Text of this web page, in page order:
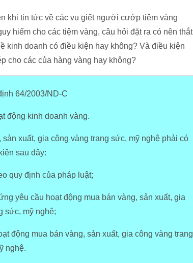
khi tin tức về các vụ giết người cướp tiệm vàng
hiểm cho các tiệm vàng, câu hỏi đặt ra có nên thắt
kinh doanh có điều kiện hay không? Và điều kiện
cho các của hàng vàng hay không?
64/2003/ND-C
động kinh doanh vàng.
xuất, gia công vàng trang sức, mỹ nghệ phải có
sau đây:
quy định của pháp luật;
yêu cầu hoạt động mua bán vàng, sản xuất, gia
sức, mỹ nghệ;
động mua bán vàng, sản xuất, gia công vàng trang
nghệ.